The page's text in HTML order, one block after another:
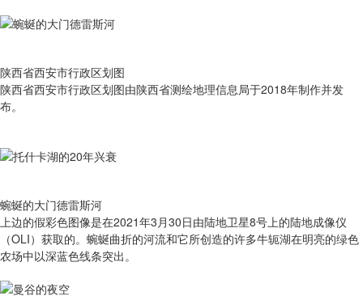
陕西省西安市行政区划图
陕西省西安市行政区划图由陕西省测绘地理信息局于2018年制作并发
布。
蜿蜒的大门德雷斯河
上边的假彩色图像是在2021年3月30日由陆地卫星8号上的陆地成像仪
（OLI）获取的。蜿蜒曲折的河流和它所创造的许多牛轭湖在明亮的绿色
农场中以深蓝色线条突出。